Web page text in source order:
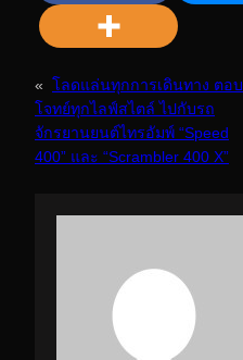
« โลดแล่นทุกการเดินทาง ตอบ
โจทย์ทุกไลฟ์สไตล์ ไปกับรถ
จักรยานยนต์ไทรอัมพ์ “Speed
400” และ “Scrambler 400 X”